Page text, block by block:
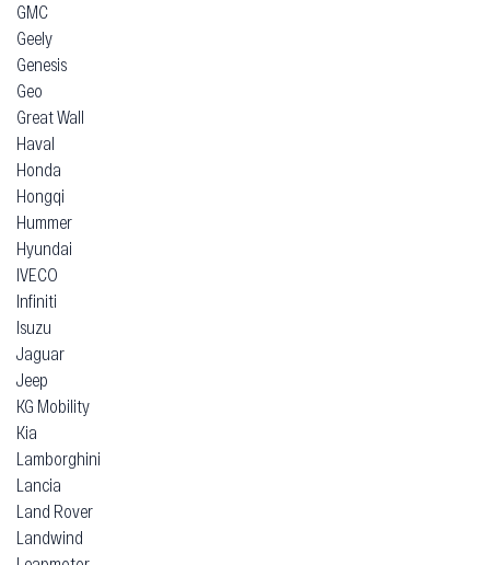
GMC
Geely
Genesis
Geo
Great Wall
Haval
Honda
Hongqi
Hummer
Hyundai
IVECO
Infiniti
Isuzu
Jaguar
Jeep
KG Mobility
Kia
Lamborghini
Lancia
Land Rover
Landwind